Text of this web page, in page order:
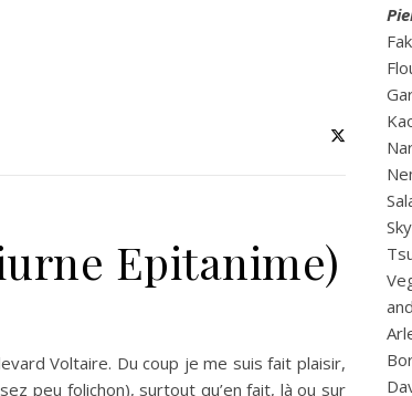
Epitanime)
Voltaire. Du coup je me suis fait plaisir,
peu folichon), surtout qu’en fait, là ou sur